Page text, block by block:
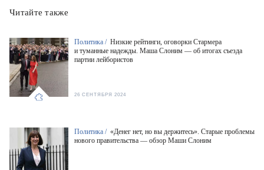
Читайте также
Политика / Низкие рейтинги, оговорки Стармера
и туманные надежды. Маша Слоним — об итогах съезда
партии лейбористов
26 СЕНТЯБРЯ 2024
Политика / «Денег нет, но вы держитесь». Старые проблемы
нового правительства — обзор Маши Слоним